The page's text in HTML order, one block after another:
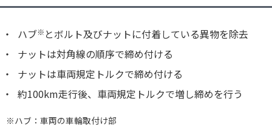
ハブ※ とボルト及びナットに付着している異物を除去
ナットは対角線の順序で締め付ける
ナットは車両規定トルクで締め付ける
約100km走行後、車両規定トルクで増し締めを行う
※ハブ：車両の車輪取付け部